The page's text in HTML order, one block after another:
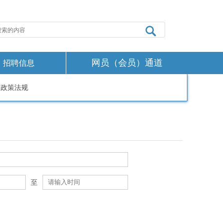
招聘信息 网员（会员）通道
政策法规
至